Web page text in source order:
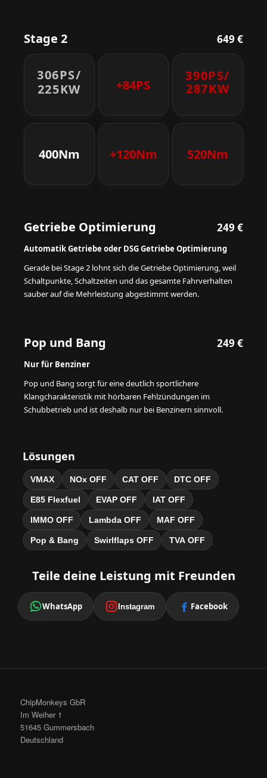
Stage 2 649 €
306PS/
225KW
+84PS
390PS/
287KW
400Nm +120Nm 520Nm
Getriebe Optimierung 249 €
Automatik Getriebe oder DSG Getriebe Optimierung
Gerade bei Stage 2 lohnt sich die Getriebe Optimierung, weil
Schaltpunkte, Schaltzeiten und das gesamte Fahrverhalten
sauber auf die Mehrleistung abgestimmt werden.
Pop und Bang 249 €
Nur für Benziner
Pop und Bang sorgt für eine deutlich sportlichere
Klangcharakteristik mit hörbaren Fehlzündungen im
Schubbetrieb und ist deshalb nur bei Benzinern sinnvoll.
Lösungen
VMAX NOx OFF CAT OFF DTC OFF
E85 Flexfuel EVAP OFF IAT OFF
IMMO OFF Lambda OFF MAF OFF
Pop & Bang Swirlflaps OFF TVA OFF
Teile deine Leistung mit Freunden
WhatsApp Instagram Facebook
ChipMonkeys GbR
Im Weiher 1
51645 Gummersbach
Deutschland